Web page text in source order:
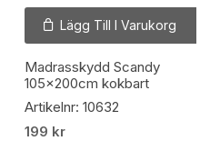
Lägg Till I Varukorg
Madrasskydd Scandy
105x200cm kokbart
Artikelnr: 10632
199 kr